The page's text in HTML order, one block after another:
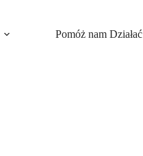
Pomóż nam Działać